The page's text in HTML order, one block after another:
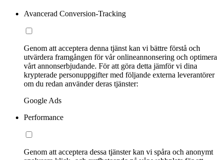
Avancerad Conversion-Tracking
Genom att acceptera denna tjänst kan vi bättre förstå och
utvärdera framgången för vår onlineannonsering och optimera
vårt annonserbjudande. För att göra detta jämför vi dina
krypterade personuppgifter med följande externa leverantörer
om du redan använder deras tjänster:
Google Ads
Performance
Genom att acceptera dessa tjänster kan vi spåra och anonymt